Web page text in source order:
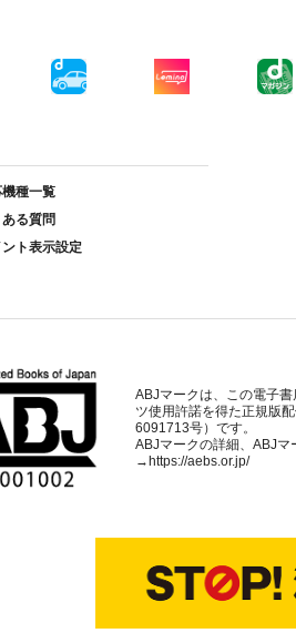
種一覧
る質問
ト表示設定
ABJマークは、この電子
ツ使用許諾を得た正規版
6091713号）です。
ABJマークの詳細、ABJマ
→ https://aebs.or.jp/